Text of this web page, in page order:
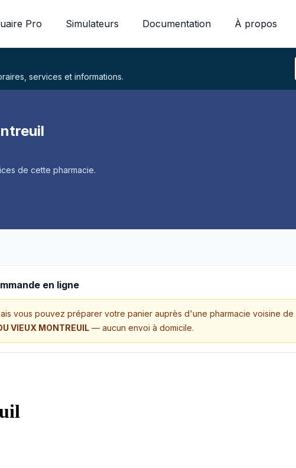
Pro Simulateurs Documentation À propos
services et informations.
de cette pharmacie.
en ligne
vous pouvez préparer votre panier auprès d'une pharmacie voisine de
VIEUX MONTREUIL — aucun envoi à domicile.